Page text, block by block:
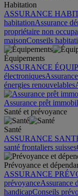
Habitation
ASSURANCE
habitationAssurance
propriétaire non
maisonConseils
Équipements
ASSURANCE
électroniques
énergies renouvelables
Assurance prêt
Santé et prévoyance
Santé
ASSURANCE
santé frontaliers suisses
Prévoyance et
ASSURANCE
prévoyanceAssurance
handicapConseils